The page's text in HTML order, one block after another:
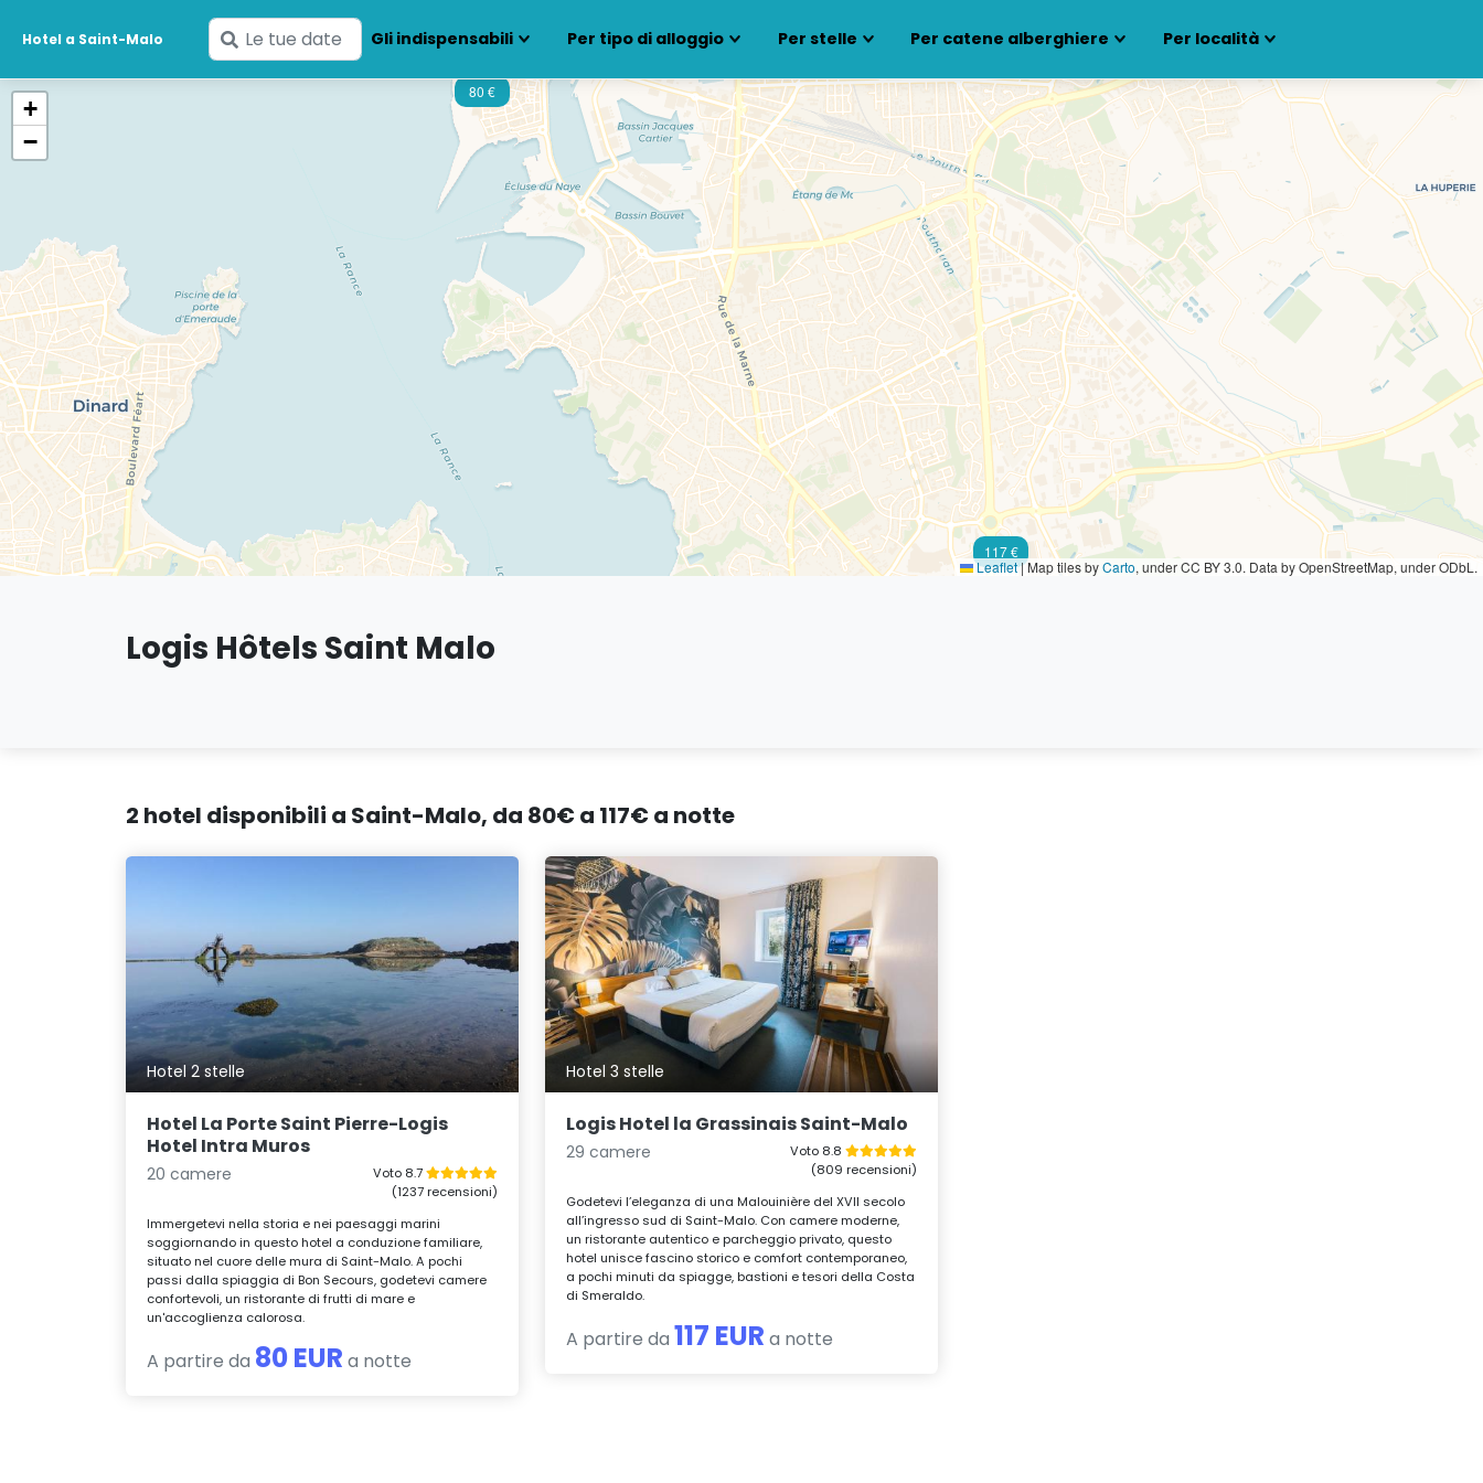
Hotel a Saint-Malo
Inserisci
le
Gli indispensabili Per tipo di alloggio Per stelle Per catene alberghiere Per località
80 €
117 €
+
−
Leaflet|Map tiles byCarto, under CC BY 3.0. Data by OpenStreetMap, under ODbL.
Logis Hôtels Saint Malo
2 hotel disponibili a Saint-Malo, da 80€ a 117€ a notte
Hotel 2 stelle
Hotel La Porte Saint Pierre-Logis
Hotel Intra Muros
20 camere
Voto 8.7
(1237 recensioni)
Immergetevi nella storia e nei paesaggi marini
soggiornando in questo hotel a conduzione familiare,
situato nel cuore delle mura di Saint-Malo. A pochi
passi dalla spiaggia di Bon Secours, godetevi camere
confortevoli, un ristorante di frutti di mare e
un'accoglienza calorosa.
A partire da 80 EUR a notte
Hotel 3 stelle
Logis Hotel la Grassinais Saint-Malo
29 camere
Voto 8.8
(809 recensioni)
Godetevi l’eleganza di una Malouinière del XVII secolo
all’ingresso sud di Saint-Malo. Con camere moderne,
un ristorante autentico e parcheggio privato, questo
hotel unisce fascino storico e comfort contemporaneo,
a pochi minuti da spiagge, bastioni e tesori della Costa
di Smeraldo.
A partire da 117 EUR a notte